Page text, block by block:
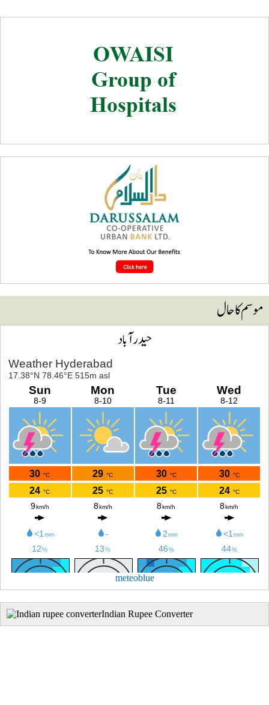
کا حال
حیدرآباد
meteoblue
Indian Rupee Converter